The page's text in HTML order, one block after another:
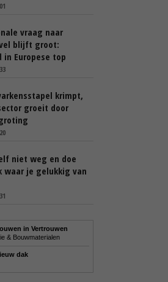
vraag naar
blijft groot:
in Europese top
krimpt,
groeit door
niet weg en doe
waar je gelukkig van
in Vertrouwen
& Bouwmaterialen
dak